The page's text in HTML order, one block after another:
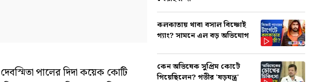
পালের দিদা কয়েক কোটি
কলকাতায় থাবা বসাল বিষ্ণোই
গ্যাং? সামনে এল বড় অভিযোগ
কেন অভিষেক সুপ্রিম কোর্টে
গিয়েছিলেন? গভীর 'ষড়যন্ত্র'